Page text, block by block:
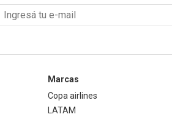
Marcas
Copa airlines
LATAM